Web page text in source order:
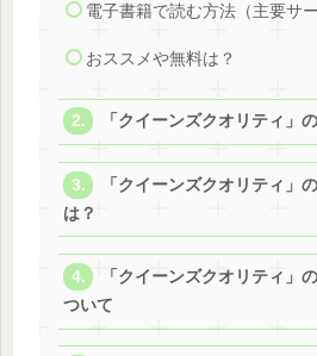
電子書籍で読む方法（主要サー
おススメや無料は？
「クイーンズクオリティ」
「クイーンズクオリティ」
は？
「クイーンズクオリティ」
ついて